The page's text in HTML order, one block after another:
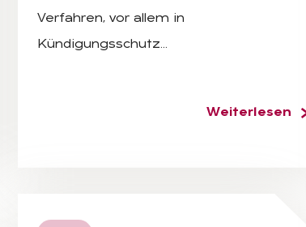
Verfahren, vor allem in
Kündigungsschutz…
Weiterlesen